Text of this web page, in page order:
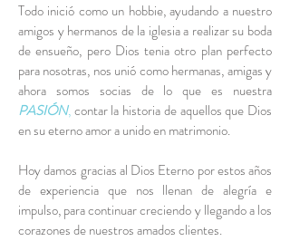
Todo inició como un hobbie, ayudando a nuestro
amigos y hermanos de la iglesia a realizar su boda
de ensueño, pero Dios tenia otro plan perfecto
para nosotras, nos unió como hermanas, amigas y
ahora somos socias de lo que es nuestra
PASIÓN,contar la historia de aquellos que Dios
en su eterno amor a unido en matrimonio.
Hoy damos gracias al Dios Eterno por estos años
de experiencia que nos llenan de alegría e
impulso, para continuar creciendo y llegando a los
corazones de nuestros amados clientes.